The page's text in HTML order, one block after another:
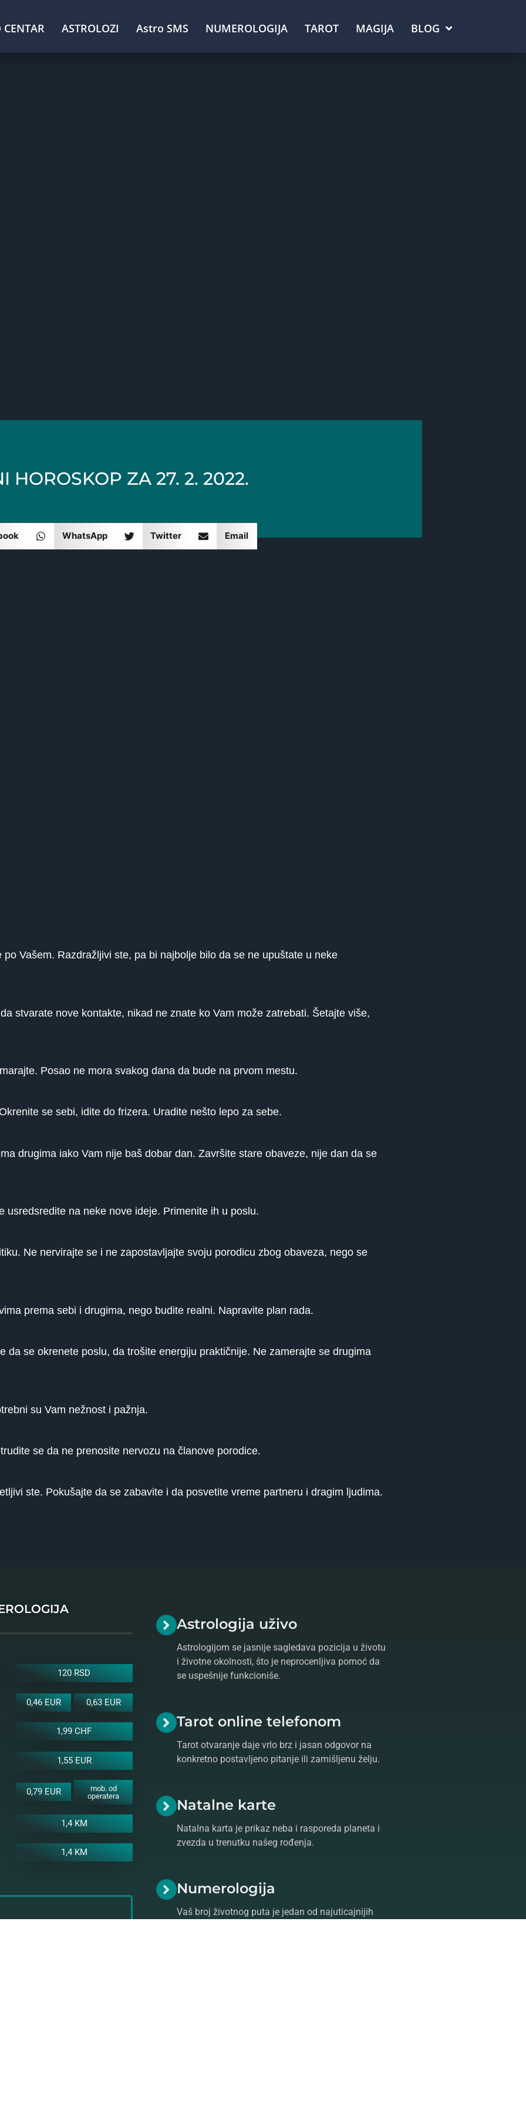
CENTAR ASTROLOZI Astro SMS NUMEROLOGIJA TAROT MAGIJA BLOG
HOROSKOP ZA 27. 2. 2022.
WhatsApp Twitter Email
Vašem. Razdražljivi ste, pa bi najbolje bilo da se ne upuštate u neke
stvarate nove kontakte, nikad ne znate ko Vam može zatrebati. Šetajte više,
Posao ne mora svakog dana da bude na prvom mestu.
se sebi, idite do frizera. Uradite nešto lepo za sebe.
drugima iako Vam nije baš dobar dan. Završite stare obaveze, nije dan da se
na neke nove ideje. Primenite ih u poslu.
Ne nervirajte se i ne zapostavljajte svoju porodicu zbog obaveza, nego se
prema sebi i drugima, nego budite realni. Napravite plan rada.
da se okrenete poslu, da trošite energiju praktičnije. Ne zamerajte se drugima
su Vam nežnost i pažnja.
se da ne prenosite nervozu na članove porodice.
ste. Pokušajte da se zabavite i da posvetite vreme partneru i dragim ljudima.
120 RSD
0,46 EUR 0,63 EUR
1,99 CHF
1,55 EUR
0,79 EUR
mob. od
operatera
1,4 KM
1,4 KM
Astrologija uživo
Astrologijom se jasnije sagledava pozicija u životu
i životne okolnosti, što je neprocenljiva pomoć da
se uspešnije funkcioniše.
Tarot online telefonom
Tarot otvaranje daje vrlo brz i jasan odgovor na
konkretno postavljeno pitanje ili zamišljenu želju.
Natalne karte
Natalna karta je prikaz neba i rasporeda planeta i
zvezda u trenutku našeg rođenja.
Numerologija
Vaš broj životnog puta je jedan od najuticajnijih